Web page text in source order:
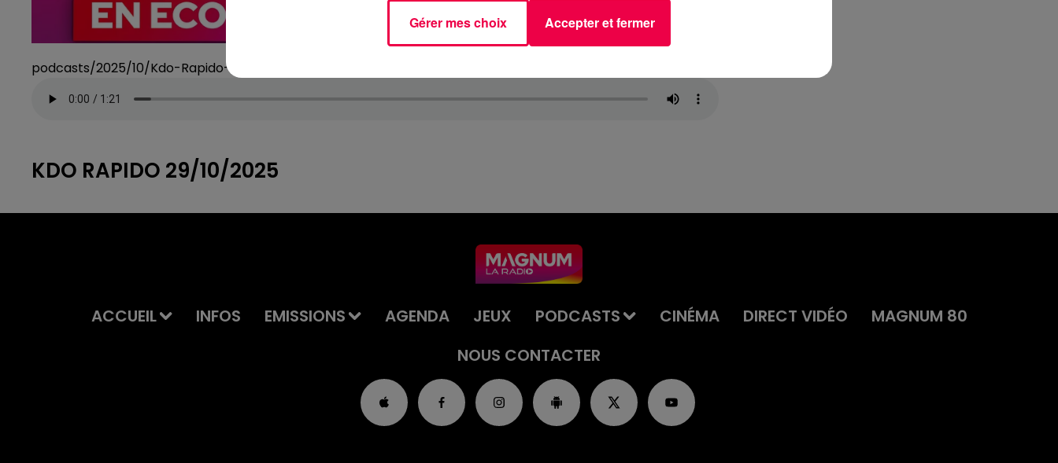
podcasts/2025/10/Kdo-Rapido-8.mp3
KDO RAPIDO 29/10/2025
ACCUEIL INFOS EMISSIONS AGENDA JEUX PODCASTS CINÉMA DIRECT VIDÉO
MAGNUM 80
NOUS CONTACTER
Gérer mes choix Accepter et fermer